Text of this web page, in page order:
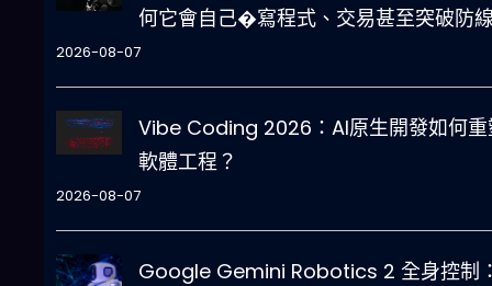
何它會自己�寫程式、交易甚至突破防
2026-08-07
Vibe Coding 2026：AI原生開發如何重
軟體工程？
2026-08-07
Google Gemini Robotics 2 全身控制